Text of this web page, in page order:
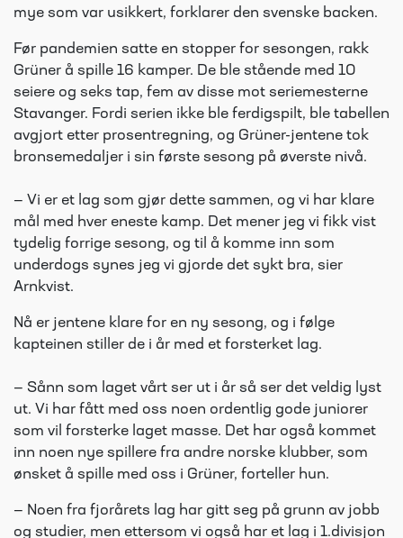
mye som var usikkert, forklarer den svenske backen.
Før pandemien satte en stopper for sesongen, rakk
Grüner å spille 16 kamper. De ble stående med 10
seiere og seks tap, fem av disse mot seriemesterne
Stavanger. Fordi serien ikke ble ferdigspilt, ble tabellen
avgjort etter prosentregning, og Grüner-jentene tok
bronsemedaljer i sin første sesong på øverste nivå.
— Vi er et lag som gjør dette sammen, og vi har klare
mål med hver eneste kamp. Det mener jeg vi fikk vist
tydelig forrige sesong, og til å komme inn som
underdogs synes jeg vi gjorde det sykt bra, sier
Arnkvist.
Nå er jentene klare for en ny sesong, og i følge
kapteinen stiller de i år med et forsterket lag.
— Sånn som laget vårt ser ut i år så ser det veldig lyst
ut. Vi har fått med oss noen ordentlig gode juniorer
som vil forsterke laget masse. Det har også kommet
inn noen nye spillere fra andre norske klubber, som
ønsket å spille med oss i Grüner, forteller hun.
— Noen fra fjorårets lag har gitt seg på grunn av jobb
og studier, men ettersom vi også har et lag i 1.divisjon